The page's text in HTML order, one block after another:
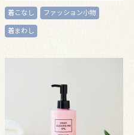
着こなし
ファッション小物
着まわし